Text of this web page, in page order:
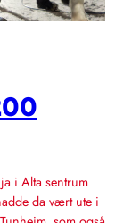
i Alta sentrum
da vært ute i